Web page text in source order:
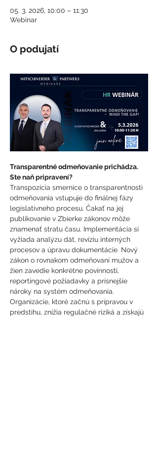
05. 3. 2026, 10:00 – 11:30
Webinar
O podujatí
Transparentné odmeňovanie prichádza.
Ste naň pripravení?
Transpozícia smernice o transparentnosti
odmeňovania vstupuje do finálnej fázy
legislatívneho procesu. Čakať na jej
publikovanie v Zbierke zákonov môže
znamenať stratu času. Implementácia si
vyžiada analýzu dát, revíziu interných
procesov a úpravu dokumentácie. Nový
zákon o rovnakom odmeňovaní mužov a
žien zavedie konkrétne povinnosti,
reportingové požiadavky a prísnejšie
nároky na systém odmeňovania.
Organizácie, ktoré začnú s prípravou v
predstihu, znížia regulačné riziká a získajú